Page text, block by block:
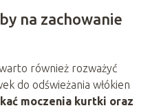
na zachowanie
również rozważyć
do odświeżania włókien
moczenia kurtki oraz